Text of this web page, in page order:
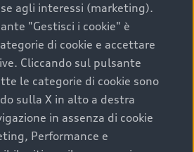
è una decisione che coniuga
e sostenibilità. Per fare un
considerare aspetti
inclusa e l’affidabilità del
usata perfetta tramite Audi
agli interessi (marketing).
"Gestisci i cookie" è
di cookie e accettare
Cliccando sul pulsante
le categorie di cookie sono
sulla X in alto a destra
in assenza di cookie
Performance e